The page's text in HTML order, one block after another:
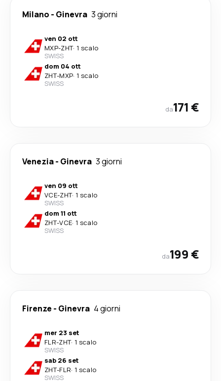
Milano - Ginevra 3 giorni
ven 02 ott
MXP-ZHT· 1 scalo
SWISS
dom 04 ott
ZHT-MXP· 1 scalo
SWISS
da171 €
Venezia- Ginevra 3 giorni
ven 09 ott
VCE-ZHT· 1 scalo
SWISS
dom 11 ott
ZHT-VCE· 1 scalo
SWISS
da199 €
Firenze - Ginevra 4 giorni
mer 23 set
FLR-ZHT· 1 scalo
SWISS
sab 26 set
ZHT-FLR· 1 scalo
SWISS